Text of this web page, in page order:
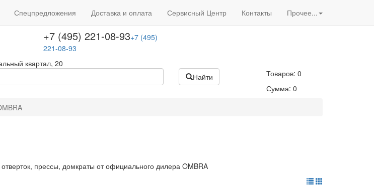
Спецпредложения Доставка и оплата Сервисный Центр Контакты Прочее...
+7 (495) 646-08-66
646-08-66
+7 (495) 221-08-93+7 (495)
221-08-93
квартал, 20
Акции нашего магазина
Найти Товаров:0
Сумма:0
прессы, домкраты от официального дилера OMBRA